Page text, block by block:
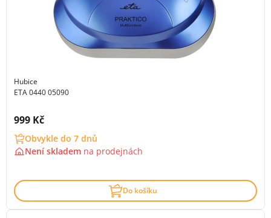
Hubice
ETA 0440 05090
Cena s DPH:
999 Kč
Obvykle do 7 dnů
Není skladem na prodejnách
Do košíku